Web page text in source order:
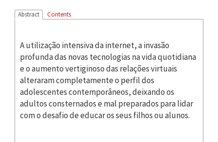
Abstract Contents
A utilização intensiva da internet, a invasão
profunda das novas tecnologias na vida quotidiana
e o aumento vertiginoso das relações virtuais
alteraram completamente o perfil dos
adolescentes contemporâneos, deixando os
adultos consternados e mal preparados para lidar
com o desafio de educar os seus filhos ou alunos.